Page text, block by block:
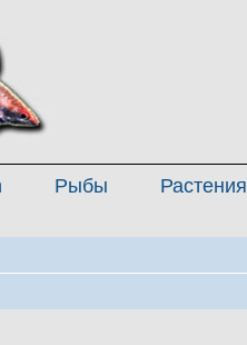
Рыбы Растения